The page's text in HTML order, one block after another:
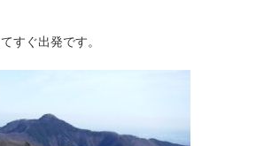
すぐ出発です。